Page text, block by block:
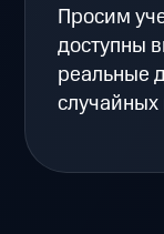
Просим
доступны
реальные